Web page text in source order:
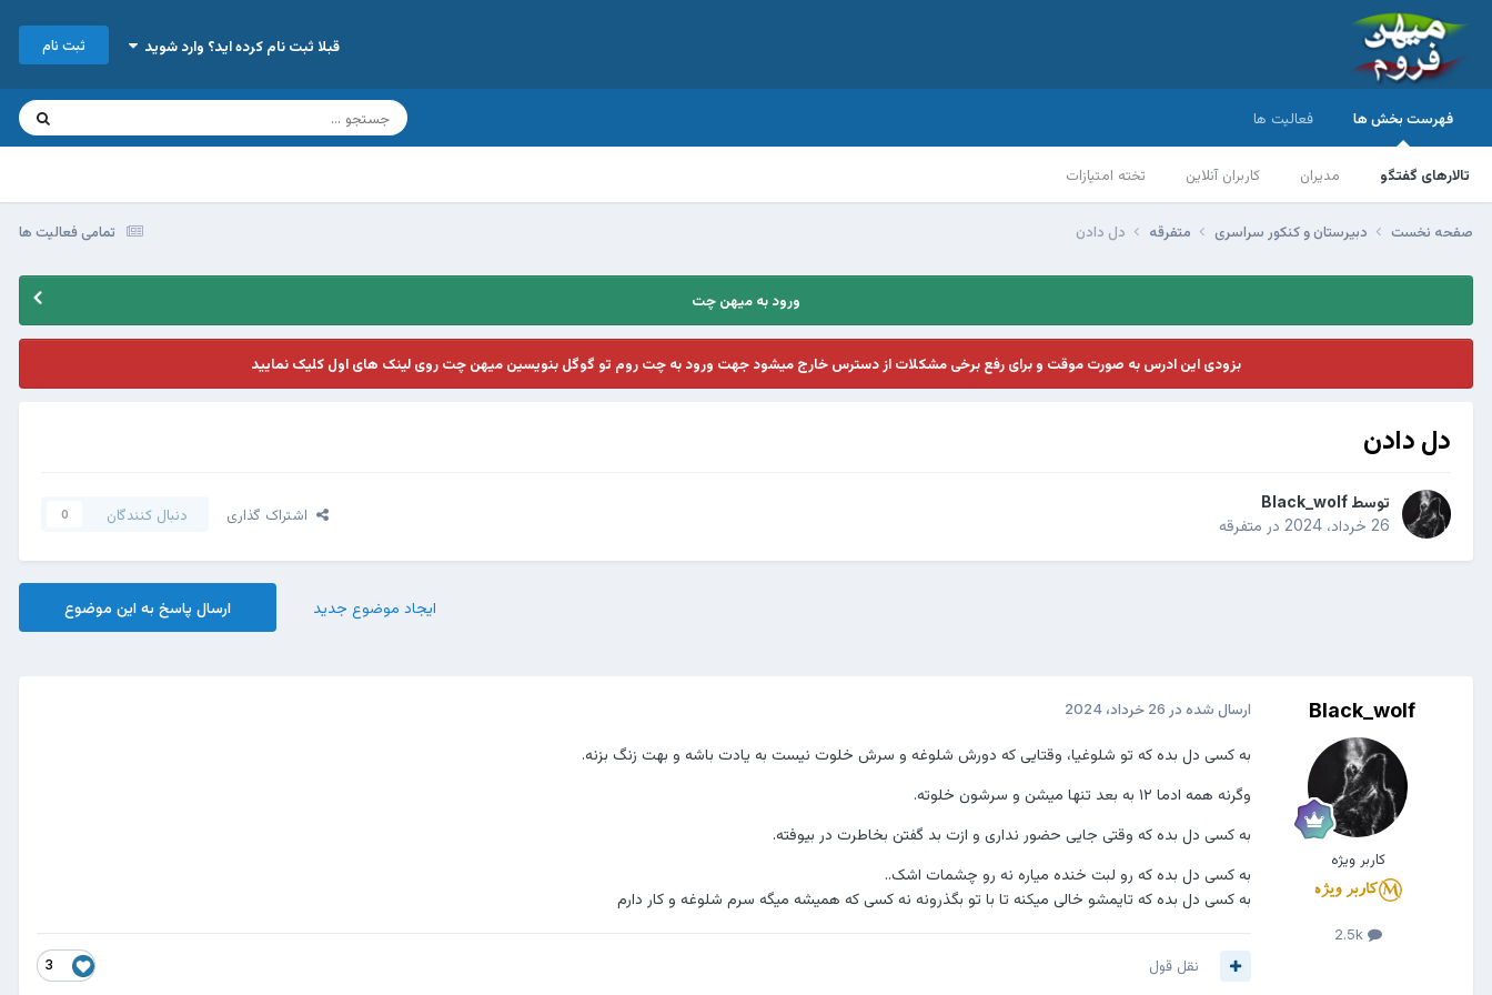
قبلا ثبت نام کرده اید؟ وارد شوید ثبت نام
فهرست بخش ها
تالارهای گفتگو مدیران کاربران آنلاین تخته امتیازات
فعالیت ها
تمامی فعالیت ها صفحه نخست دبیرستان و کنکور سراسری متفرقه دل دادن
ورود به میهن چت
بزودی این ادرس به صورت موقت و برای رفع برخی مشکلات از دسترس خارج میشود جهت ورود به چت روم تو گوگل بنویسین میهن چت روی لینک های اول کلیک نمایید
دل دادن
توسط Black_wolf
26 خرداد، 2024
در متفرقه
اشتراک گذاری دنبال کنندگان 0
ارسال پاسخ به این موضوع ایجاد موضوع جدید
Black_wolf
کاربر ویژه
2.5k
ارسال شده در 26 خرداد، 2024
به کسی دل بده که تو شلوغیا، وقتایی که دورش شلوغه و سرش خلوت نیست به یادت باشه و بهت زنگ بزنه.
وگرنه همه ادما ۱۲ به بعد تنها میشن و سرشون خلوته.
به کسی دل بده که وقتی جایی حضور نداری و ازت بد گفتن بخاطرت در بیوفته.
به کسی دل بده که رو لبت خنده میاره نه رو چشمات اشک..
به کسی دل بده که تایمشو خالی میکنه تا با تو بگذرونه نه کسی که همیشه میگه سرم شلوغه و کار دارم
3 نقل قول